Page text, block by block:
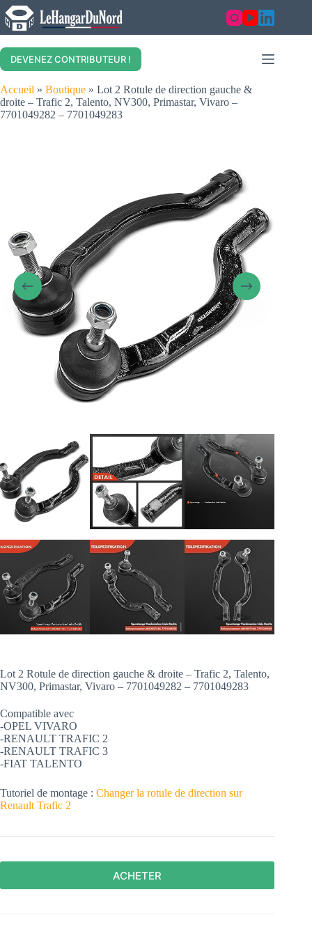
Skip
to
content
DEVENEZ CONTRIBUTEUR !
Accueil » Boutique » Lot 2 Rotule de direction gauche &
droite – Trafic 2, Talento, NV300, Primastar, Vivaro –
7701049282 – 7701049283
Lot 2 Rotule de direction gauche & droite – Trafic 2, Talento,
NV300, Primastar, Vivaro – 7701049282 – 7701049283
Compatible avec
-OPEL VIVARO
-RENAULT TRAFIC 2
-RENAULT TRAFIC 3
-FIAT TALENTO
Tutoriel de montage : Changer la rotule de direction sur
Renault Trafic 2
ACHETER